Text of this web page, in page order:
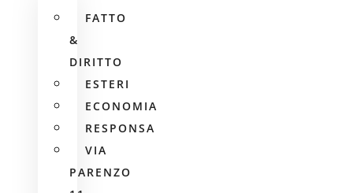
FATTO
&
DIRITTO
ESTERI
ECONOMIA
RESPONSA
VIA
PARENZO